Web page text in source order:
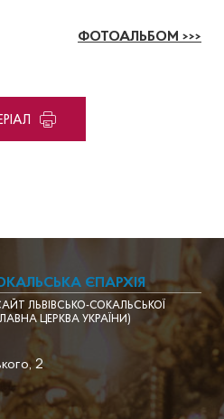
ФОТОАЛЬБОМ >>>
ЄПАРХІЯ
ЛЬВІВСЬКО-СОКАЛЬСЬКОЇ
ЦЕРКВА УКРАЇНИ)
2